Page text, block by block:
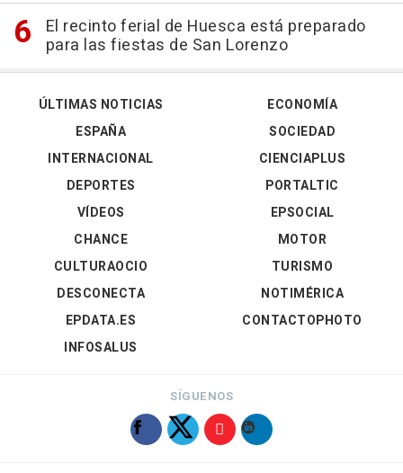
El recinto ferial de Huesca está preparado
para las fiestas de San Lorenzo
ÚLTIMAS NOTICIAS
ESPAÑA
INTERNACIONAL
DEPORTES
VÍDEOS
ECONOMÍA
SOCIEDAD
CIENCIAPLUS
PORTALTIC
EPSOCIAL
CHANCE
CULTURAOCIO
DESCONECTA
EPDATA.ES
INFOSALUS
MOTOR
TURISMO
NOTIMÉRICA
CONTACTOPHOTO
SÍGUENOS